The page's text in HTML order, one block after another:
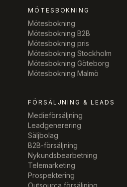
MÖTESBOKNING
Mötesbokning
Mötesbokning B2B
Mötesbokning pris
Mötesbokning Stockholm
Mötesbokning Göteborg
Mötesbokning Malmö
FÖRSÄLJNING & LEADS
Medieförsäljning
Leadgenerering
Säljbolag
B2B-försäljning
Nykundsbearbetning
Telemarketing
Prospektering
Outsourca försäljning